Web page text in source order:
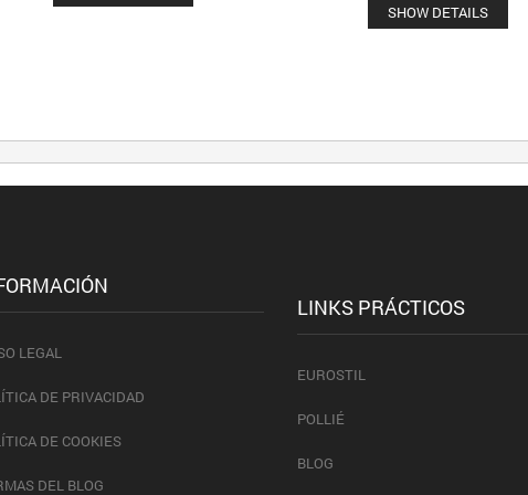
SHOW DETAILS
LEGAL
DE PRIVACIDAD
DE COOKIES
DEL BLOG
LINKS PRÁCTICOS
EUROSTIL
POLLIÉ
BLOG